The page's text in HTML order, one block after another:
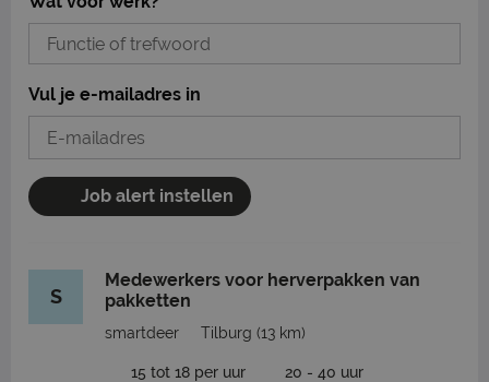
Vul je e-mailadres in
Job alert instellen
S
Medewerkers voor herverpakken van
pakketten
smartdeer Tilburg (13 km)
15 tot 18 per uur 20 - 40 uur